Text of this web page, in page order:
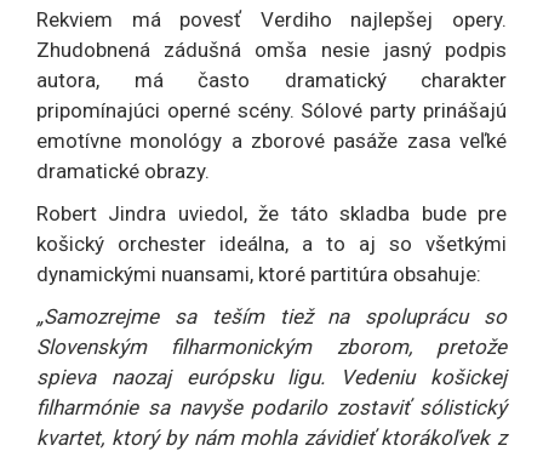
Rekviem má povesť Verdiho najlepšej opery.
Zhudobnená zádušná omša nesie jasný podpis
autora, má často dramatický charakter
pripomínajúci operné scény. Sólové party prinášajú
emotívne monológy a zborové pasáže zasa veľké
dramatické obrazy.
Robert Jindra uviedol, že táto skladba bude pre
košický orchester ideálna, a to aj so všetkými
dynamickými nuansami, ktoré partitúra obsahuje:
„Samozrejme sa teším tiež na spoluprácu so
Slovenským filharmonickým zborom, pretože
spieva naozaj európsku ligu. Vedeniu košickej
filharmónie sa navyše podarilo zostaviť sólistický
kvartet, ktorý by nám mohla závidieť ktorákoľvek z